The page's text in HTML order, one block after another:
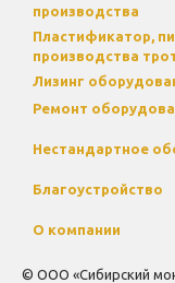
производства
Пластификатор,
производства
Лизинг
Ремонт
Нестандартное
Благоустройство
О компании
© ООО «Сибирский